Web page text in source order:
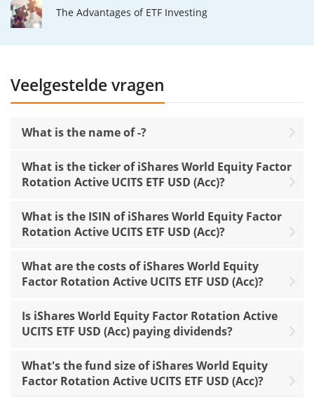
The Advantages of ETF Investing
Veelgestelde vragen
What is the name of -?
What is the ticker of iShares World Equity Factor
Rotation Active UCITS ETF USD (Acc)?
What is the ISIN of iShares World Equity Factor
Rotation Active UCITS ETF USD (Acc)?
What are the costs of iShares World Equity
Factor Rotation Active UCITS ETF USD (Acc)?
Is iShares World Equity Factor Rotation Active
UCITS ETF USD (Acc) paying dividends?
What's the fund size of iShares World Equity
Factor Rotation Active UCITS ETF USD (Acc)?